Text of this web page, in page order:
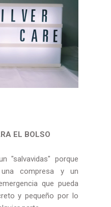
EL BOLSO
"salvavidas" porque
compresa y un
que pueda
y pequeño por lo